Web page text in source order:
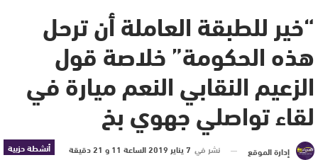
“خير للطبقة العاملة أن ترحل
هذه الحكومة” خلاصة قول
الزعيم النقابي النعم ميارة في
لقاء تواصلي جهوي بخ
أنشطة حزبية إدارة الموقع نشر في 7 يناير 2019 الساعة 11 و 21 دقيقة